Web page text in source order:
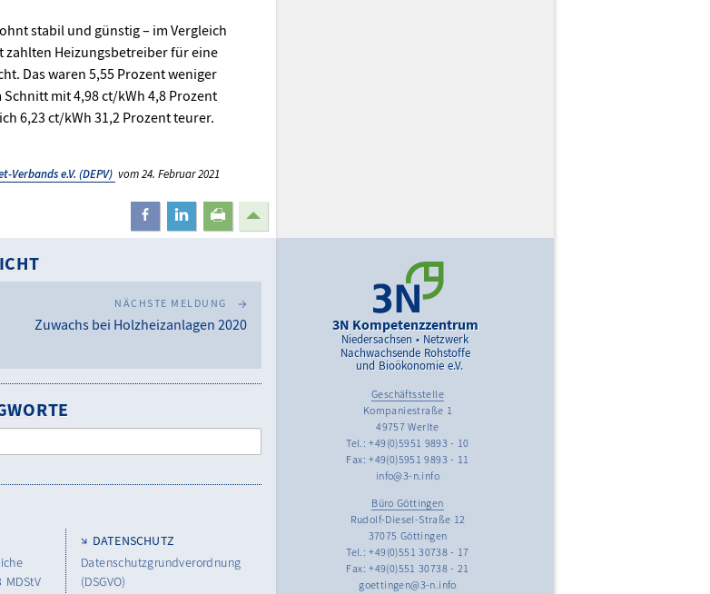
stabil und günstig – im Vergleich
Heizungsbetreiber für eine
Das waren 5,55 Prozent weniger
mit 4,98 ct/kWh 4,8 Prozent
6,23 ct/kWh 31,2 Prozent teurer.
Verbands e.V. (DEPV) vom 24. Februar 2021
teilen mitteilendrucken
NÄCHSTE MELDUNG
Zuwachs bei Holzheizanlagen 2020
DATENSCHUTZ
Datenschutzgrundverordnung
(DSGVO)
3N Kompetenzzentrum
Niedersachsen • Netzwerk
Nachwachsende Rohstoffe
und Bioökonomie e.V.
Geschäftsstelle
Kompaniestraße 1
49757 Werlte
Tel.: +49(0)5951 9893 - 10
Fax: +49(0)5951 9893 - 11
info@3-n.info
Büro Göttingen
Rudolf-Diesel-Straße 12
37075 Göttingen
Tel.: +49(0)551 30738 - 17
Fax: +49(0)551 30738 - 21
goettingen@3-n.info